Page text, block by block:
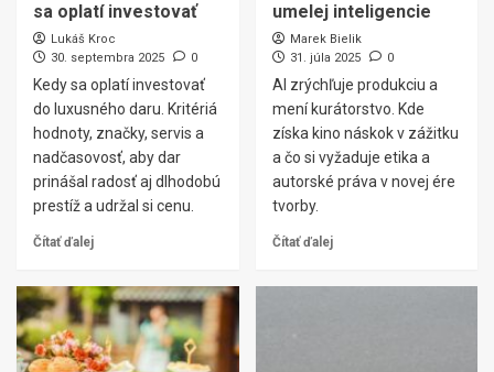
sa oplatí investovať
Lukáš Kroc
30. septembra 2025
0
Kedy sa oplatí investovať
do luxusného daru. Kritériá
hodnoty, značky, servis a
nadčasovosť, aby dar
prinášal radosť aj dlhodobú
prestíž a udržal si cenu.
Čítať ďalej
umelej inteligencie
Marek Bielik
31. júla 2025
0
AI zrýchľuje produkciu a
mení kurátorstvo. Kde
získa kino náskok v zážitku
a čo si vyžaduje etika a
autorské práva v novej ére
tvorby.
Čítať ďalej